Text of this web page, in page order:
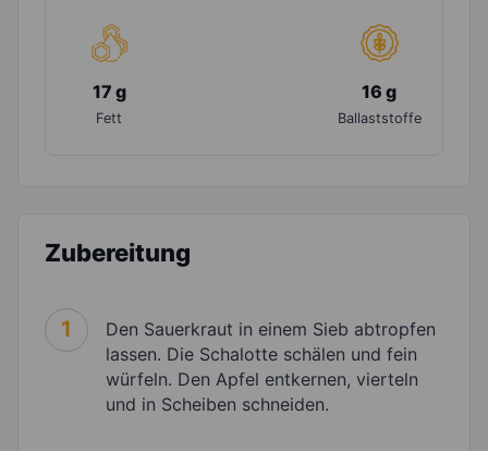
17 g
Fett
16 g
Ballaststoffe
Zubereitung
1
Den Sauerkraut in einem Sieb abtropfen
lassen. Die Schalotte schälen und fein
würfeln. Den Apfel entkernen, vierteln
und in Scheiben schneiden.